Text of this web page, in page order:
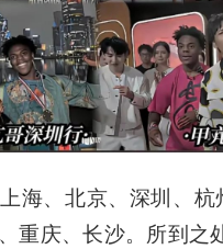
海、北京、深圳、杭
重庆、长沙。所到之